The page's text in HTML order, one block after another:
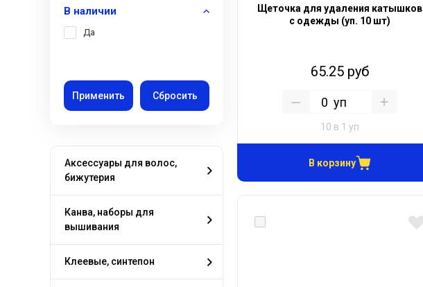
В наличии
Да
Аксессуары для волос,
бижутерия
Канва, наборы для
вышивания
Клеевые, синтепон
Щеточка для удаления катышков
с одежды (уп. 10 шт)
65.25 руб
уп
10 в 1 уп
В корзину